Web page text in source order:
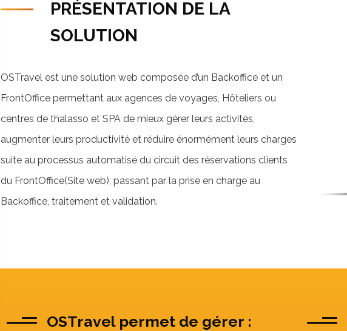
PRÉSENTATION DE LA
SOLUTION
OSTravel est une solution web composée d’un Backoffice et un
FrontOffice permettant aux agences de voyages, Hôteliers ou
centres de thalasso et SPA de mieux gérer leurs activités,
augmenter leurs productivité et réduire énormément leurs charges
suite au processus automatisé du circuit des réservations clients
du FrontOffice(Site web), passant par la prise en charge au
Backoffice, traitement et validation.
OSTravel permet de gérer :